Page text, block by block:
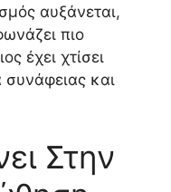
αυξάνεται,
πιο
έχει χτίσει
και
Στην